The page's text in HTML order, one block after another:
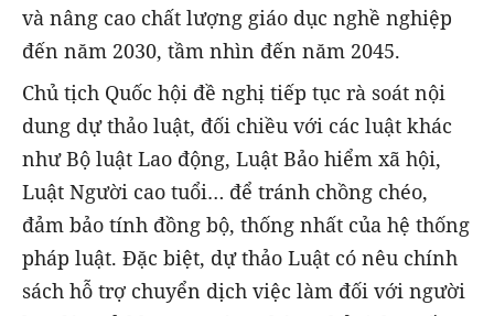
và nâng cao chất lượng giáo dục nghề nghiệp
đến năm 2030, tầm nhìn đến năm 2045.
Chủ tịch Quốc hội đề nghị tiếp tục rà soát nội
dung dự thảo luật, đối chiều với các luật khác
như Bộ luật Lao động, Luật Bảo hiểm xã hội,
Luật Người cao tuổi… để tránh chồng chéo,
đảm bảo tính đồng bộ, thống nhất của hệ thống
pháp luật. Đặc biệt, dự thảo Luật có nêu chính
sách hỗ trợ chuyển dịch việc làm đối với người